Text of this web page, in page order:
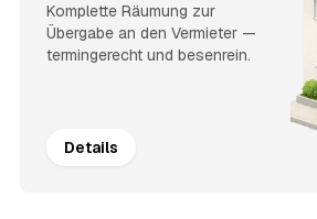
Komplette Räumung zur
Übergabe an den Vermieter —
termingerecht und besenrein.
Details